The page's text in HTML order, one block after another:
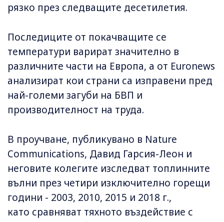
рязко през следващите десетилетия.
Последиците от покачващите се
температури варират значително в
различните части на Европа, а от Euronews
анализират кои страни са изправени пред
най-големи загуби на БВП и
производителност на труда.
В проучване, публикувано в Nature
Communications, Давид Гарсия-Леон и
неговите колегите изследват топлинните
вълни през четири изключително горещи
години - 2003, 2010, 2015 и 2018 г.,
като сравняват тяхното въздействие с